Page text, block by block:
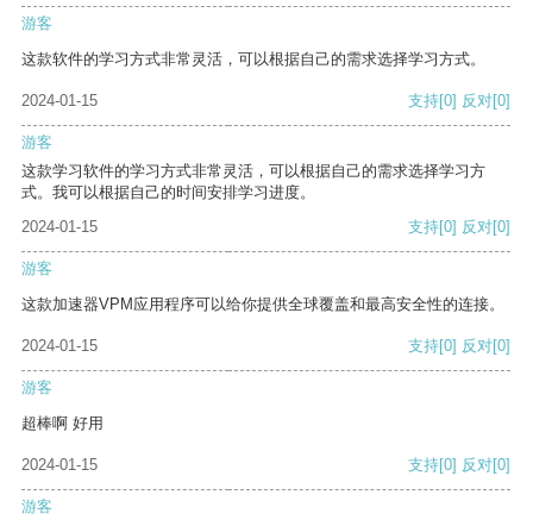
游客
这款软件的学习方式非常灵活，可以根据自己的需求选择学习方式。
2024-01-15 支持[0] 反对[0]
游客
这款学习软件的学习方式非常灵活，可以根据自己的需求选择学习方
式。我可以根据自己的时间安排学习进度。
2024-01-15
支持[0] 反对[0]
游客
这款加速器VPM应用程序可以给你提供全球覆盖和最高安全性的连接。
2024-01-15 支持[0] 反对[0]
游客
超棒啊 好用
2024-01-15 支持[0] 反对[0]
游客